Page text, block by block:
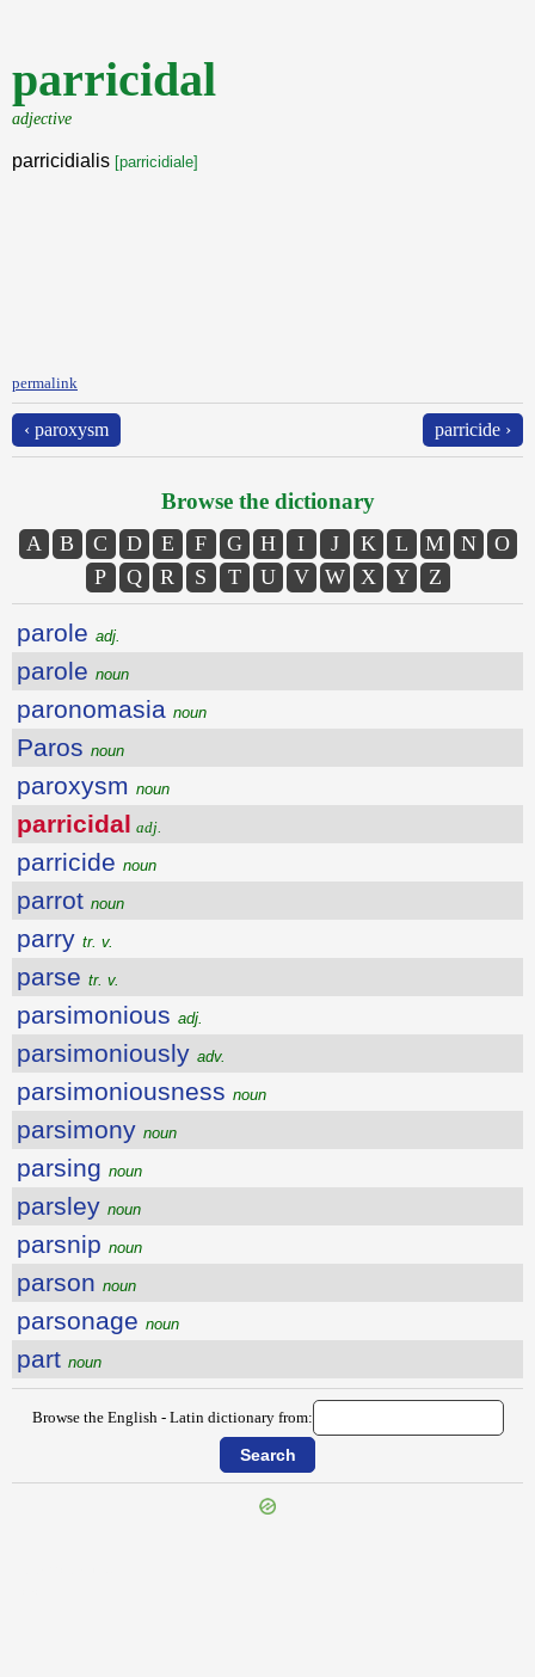
parricidal
adjective
parricidialis [parricidiale]
permalink
‹ paroxysm parricide ›
Browse the dictionary
A B C D E F G H I J K L M N
O
P
Q R S T U V W X Y Z
parole adj.
parole noun
paronomasia noun
Paros noun
paroxysm noun
parricidal adj.
parricide noun
parrot noun
parry tr. v.
parse tr. v.
parsimonious adj.
parsimoniously adv.
parsimoniousness noun
parsimony noun
parsing noun
parsley noun
parsnip noun
parson noun
parsonage noun
part noun
Browse the English - Latin dictionary from: